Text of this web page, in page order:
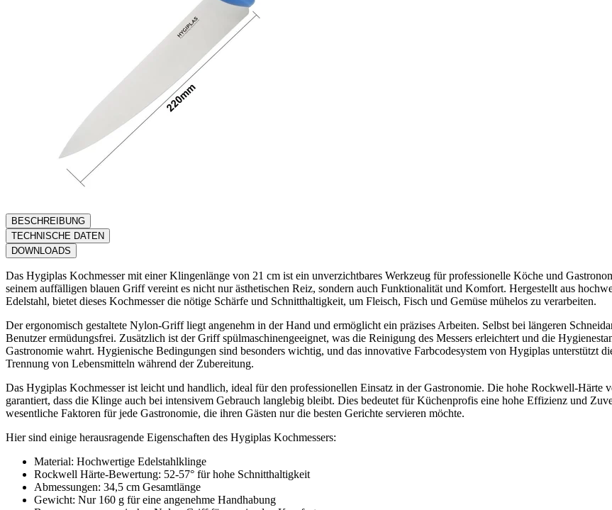
BESCHREIBUNG
TECHNISCHE DATEN
DOWNLOADS
Das Hygiplas Kochmesser mit einer Klingenlänge von 21 cm ist ein unverzichtbares Werkzeug für professionelle Köche und
seinem auffälligen blauen Griff vereint es nicht nur ästhetischen Reiz, sondern auch Funktionalität und Komfort. Hergestellt aus
Edelstahl, bietet dieses Kochmesser die nötige Schärfe und Schnitthaltigkeit, um Fleisch, Fisch und Gemüse mühelos zu verarbeiten.
Der ergonomisch gestaltete Nylon-Griff liegt angenehm in der Hand und ermöglicht ein präzises Arbeiten. Selbst bei längeren
Benutzer ermüdungsfrei. Zusätzlich ist der Griff spülmaschinengeeignet, was die Reinigung des Messers erleichtert und die
Gastronomie wahrt. Hygienische Bedingungen sind besonders wichtig, und das innovative Farbcodesystem von Hygiplas unterstützt
Trennung von Lebensmitteln während der Zubereitung.
Das Hygiplas Kochmesser ist leicht und handlich, ideal für den professionellen Einsatz in der Gastronomie. Die hohe Rockwell-Härte
garantiert, dass die Klinge auch bei intensivem Gebrauch langlebig bleibt. Dies bedeutet für Küchenprofis eine hohe Effizienz und
wesentliche Faktoren für jede Gastronomie, die ihren Gästen nur die besten Gerichte servieren möchte.
Hier sind einige herausragende Eigenschaften des Hygiplas Kochmessers:
Material: Hochwertige Edelstahlklinge
Rockwell Härte-Bewertung: 52-57° für hohe Schnitthaltigkeit
Abmessungen: 34,5 cm Gesamtlänge
Gewicht: Nur 160 g für eine angenehme Handhabung